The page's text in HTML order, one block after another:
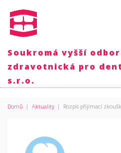
Soukromá vyšší
zdravotnická pro
s.r.o.
Domů | Aktuality | Rozpis přijímací